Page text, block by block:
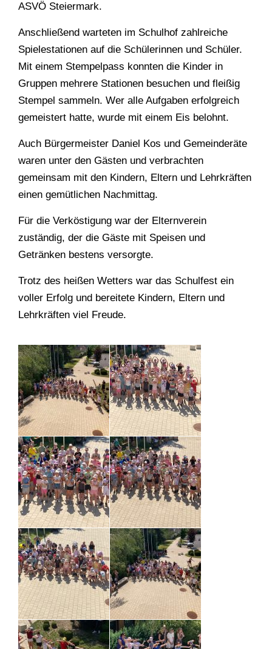
ASVÖ Steiermark.
Anschließend warteten im Schulhof zahlreiche
Spielestationen auf die Schülerinnen und Schüler.
Mit einem Stempelpass konnten die Kinder in
Gruppen mehrere Stationen besuchen und fleißig
Stempel sammeln. Wer alle Aufgaben erfolgreich
gemeistert hatte, wurde mit einem Eis belohnt.
Auch Bürgermeister Daniel Kos und Gemeinderäte
waren unter den Gästen und verbrachten
gemeinsam mit den Kindern, Eltern und Lehrkräften
einen gemütlichen Nachmittag.
Für die Verköstigung war der Elternverein
zuständig, der die Gäste mit Speisen und
Getränken bestens versorgte.
Trotz des heißen Wetters war das Schulfest ein
voller Erfolg und bereitete Kindern, Eltern und
Lehrkräften viel Freude.